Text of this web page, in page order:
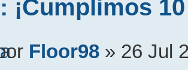
¡Cumplimos
Floor98 » 26 Jul